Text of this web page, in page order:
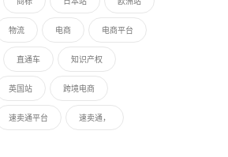
物流 电商 电商平台
直通车 知识产权
英国站 跨境电商
速卖通平台 速卖通，